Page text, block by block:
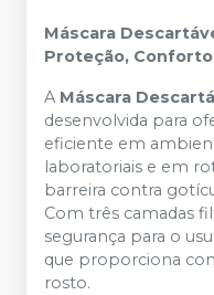
Máscara
Proteção, Conforto
A Máscara
desenvolvida para
eficiente em
laboratoriais e em
barreira contra
Com três camadas
segurança para o
que proporciona
rosto.